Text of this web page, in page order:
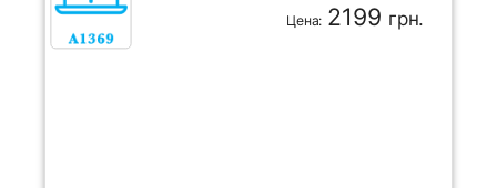
Цена: 2199 грн.